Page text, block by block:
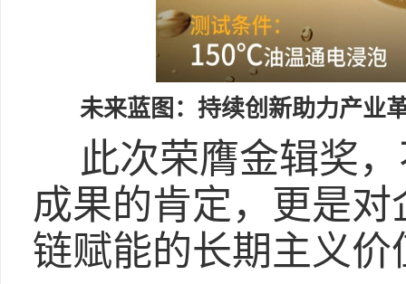
未来蓝图：持续创新助力产业
此次荣膺金辑奖
成果的肯定，更是
链赋能的长期主义价